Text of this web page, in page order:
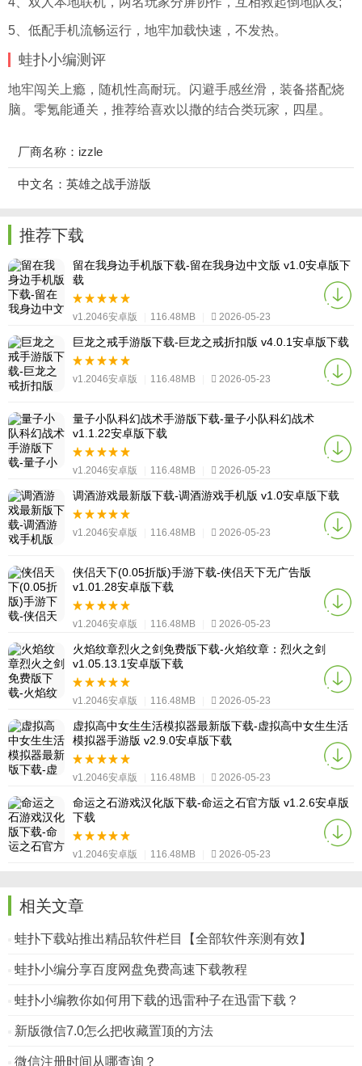
5、低配手机流畅运行，地牢加载快速，不发热。
蛙扑小编测评
地牢闯关上瘾，随机性高耐玩。闪避手感丝滑，装备搭配烧
脑。零氪能通关，推荐给喜欢以撒的结合类玩家，四星。
厂商名称：izzle
中文名：英雄之战手游版
推荐下载
留在我身边手机版下载-留在我身边中文版 v1.0安卓版下
载
v1.2046安卓版 116.48MB 2026-05-23
巨龙之戒手游版下载-巨龙之戒折扣版 v4.0.1安卓版下载
v1.2046安卓版 116.48MB 2026-05-23
量子小队科幻战术手游版下载-量子小队科幻战术
v1.1.22安卓版下载
v1.2046安卓版 116.48MB 2026-05-23
调酒游戏最新版下载-调酒游戏手机版 v1.0安卓版下载
v1.2046安卓版 116.48MB 2026-05-23
侠侣天下(0.05折版)手游下载-侠侣天下无广告版
v1.01.28安卓版下载
v1.2046安卓版 116.48MB 2026-05-23
火焰纹章烈火之剑免费版下载-火焰纹章：烈火之剑
v1.05.13.1安卓版下载
v1.2046安卓版 116.48MB 2026-05-23
虚拟高中女生生活模拟器最新版下载-虚拟高中女生生活
模拟器手游版 v2.9.0安卓版下载
v1.2046安卓版 116.48MB 2026-05-23
命运之石游戏汉化版下载-命运之石官方版 v1.2.6安卓版
下载
v1.2046安卓版 116.48MB 2026-05-23
相关文章
蛙扑下载站推出精品软件栏目【全部软件亲测有效】
蛙扑小编分享百度网盘免费高速下载教程
蛙扑小编教你如何用下载的迅雷种子在迅雷下载？
新版微信7.0怎么把收藏置顶的方法
微信注册时间从哪查询？